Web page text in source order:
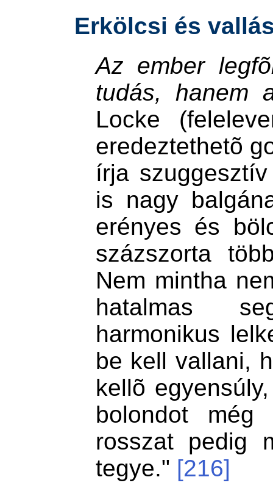
Erkölcsi és
Az ember
tudás, hanem
Locke
eredeztethetõ
írja
is nagy
erényes és
százszorta
Nem mintha
hatalmas
harmonikus
be kell vallani,
kellõ
bolondot még
rosszat pedig
tegye." [216]